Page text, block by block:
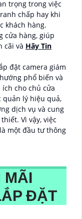
trọng trong việc
chấp hay khi
khách hàng.
cửa hàng, giúp
cãi và Hãy Tin
đặt camera giám
phổ biến và
cho chủ cửa
quản lý hiệu quả,
dịch vụ và cung
Vì vậy, việc
một đầu tư thông
MÃI
ĐẶT